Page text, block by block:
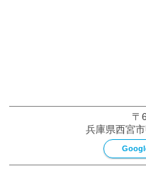
〒
兵庫県西宮